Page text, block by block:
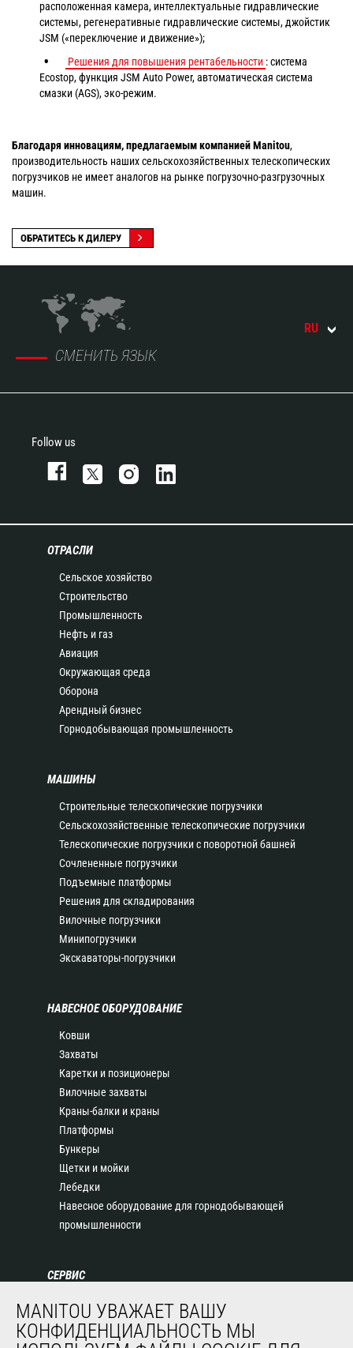
расположенная камера, интеллектуальные гидравлические
системы, регенеративные гидравлические системы, джойстик
JSM («переключение и движение»);
Решения для повышения рентабельности : система
Ecostop, функция JSM Auto Power, автоматическая система
смазки (AGS), эко-режим.
Благодаря инновациям, предлагаемым компаниейManitou,
производительность наших сельскохозяйственных телескопических
погрузчиков не имеет аналогов на рынке погрузочно-разгрузочных
машин.
ОБРАТИТЕСЬ К ДИЛЕРУ
СМЕНИТЬ ЯЗЫК
RU
Follow us
ОТРАСЛИ
Сельское хозяйство
Строительство
Промышленность
Нефть и газ
Авиация
Окружающая среда
Оборона
Арендный бизнес
Горнодобывающая промышленность
МАШИНЫ
Строительные телескопические погрузчики
Сельскохозяйственные телескопические погрузчики
Телескопические погрузчики с поворотной башней
Сочлененные погрузчики
Подъемные платформы
Решения для складирования
Вилочные погрузчики
Минипогрузчики
Экскаваторы-погрузчики
НАВЕСНОЕ ОБОРУДОВАНИЕ
Ковши
Захваты
Каретки и позиционеры
Вилочные захваты
Краны-балки и краны
Платформы
Бункеры
Щетки и мойки
Лебедки
Навесное оборудование для горнодобывающей
промышленности
СЕРВИС
Финансирование
Продленная гарантия
Контракты на техническое обслуживание
MANITOU УВАЖАЕТ ВАШУ
КОНФИДЕНЦИАЛЬНОСТЬ МЫ